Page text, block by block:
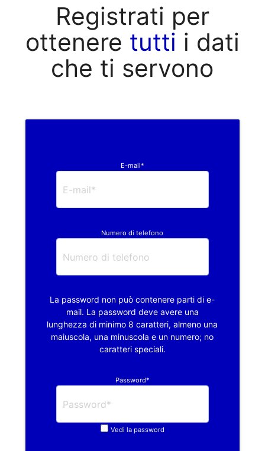
Registrati per
ottenere tutti i dati
che ti servono
E-mail*
Numero di telefono
La password non può contenere parti di e-
mail. La password deve avere una
lunghezza di minimo 8 caratteri, almeno una
maiuscola, una minuscola e un numero; no
caratteri speciali.
Password*
Vedi la password